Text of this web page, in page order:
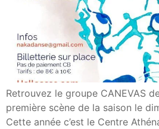
Retrouvez le groupe CANEVAS
première scène de la saison le
Cette année c’est le Centre